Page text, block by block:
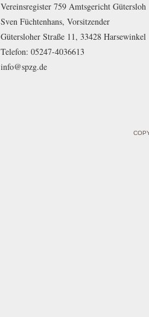
Vereinsregister 759 Amtsgericht Gütersloh
Sven Füchtenhans, Vorsitzender
Gütersloher Straße 11, 33428 Harsewinkel
Telefon: 05247-4036613
info@spzg.de